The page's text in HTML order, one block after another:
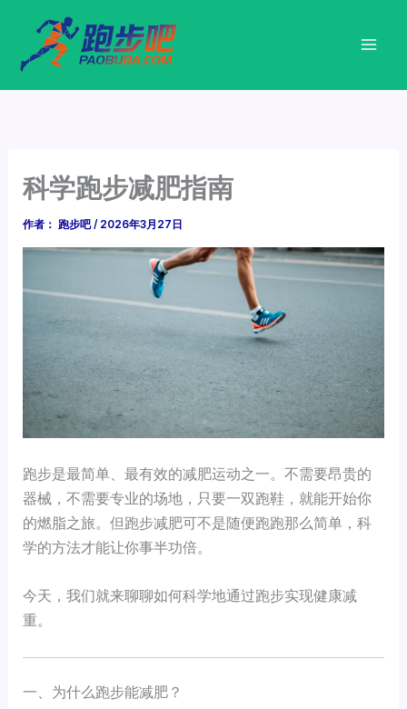
科学跑步减肥指南
作者： 跑步吧/ 2026年3月27日
跑步是最简单、最有效的减肥运动之一。不需要昂贵的
器械，不需要专业的场地，只要一双跑鞋，就能开始你
的燃脂之旅。但跑步减肥可不是随便跑跑那么简单，科
学的方法才能让你事半功倍。
今天，我们就来聊聊如何科学地通过跑步实现健康减
重。
一、为什么跑步能减肥？